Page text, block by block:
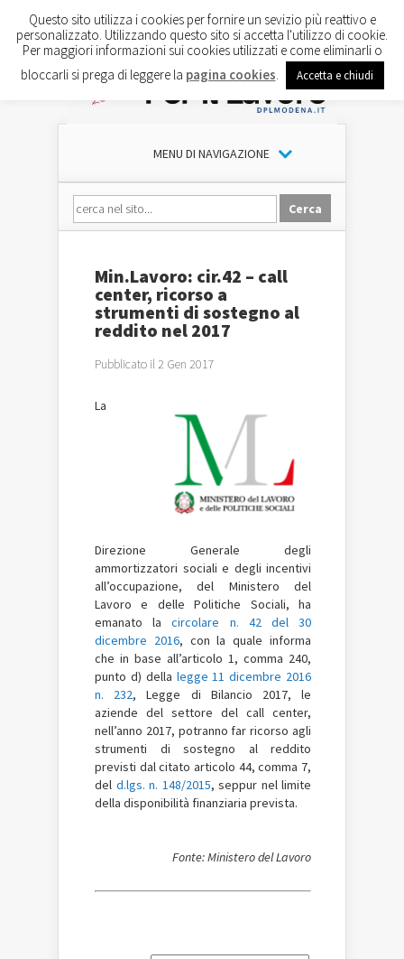
MENU DI NAVIGAZIONE
Min.Lavoro: cir.42 – call
center, ricorso a
strumenti di sostegno al
reddito nel 2017
Pubblicato il 2 Gen 2017
La
Direzione Generale degli
ammortizzatori sociali e degli incentivi
all’occupazione, del Ministero del
Lavoro e delle Politiche Sociali, ha
emanato lacircolare n. 42 del 30
dicembre 2016, con la quale informa
che in base all’articolo 1, comma 240,
punto d) della legge 11 dicembre 2016
n. 232, Legge di Bilancio 2017, le
aziende del settore del call center,
nell’anno 2017, potranno far ricorso agli
strumenti di sostegno al reddito
previsti dal citato articolo 44, comma 7,
del d.lgs. n. 148/2015, seppur nel limite
della disponibilità finanziaria prevista.
Fonte: Ministero del Lavoro
Questo sito utilizza i cookies per fornire un sevizio più reattivo e
personalizzato. Utilizzando questo sito si accetta l'utilizzo di cookie.
Per maggiori informazioni sui cookies utilizzati e come eliminarli o
bloccarli si prega di leggere la pagina cookies Accetta e chiudi